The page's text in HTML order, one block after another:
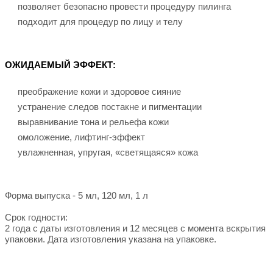
позволяет безопасно провести процедуру пилинга
подходит для процедур по лицу и телу
ОЖИДАЕМЫЙ ЭФФЕКТ:
преображение кожи и здоровое сияние
устранение следов постакне и пигментации
выравнивание тона и рельефа кожи
омоложение, лифтинг-эффект
увлажненная, упругая, «светящаяся» кожа
Форма выпуска - 5 мл, 120 мл, 1 л
Срок годности:
2 года с даты изготовления и 12 месяцев с момента вскрытия
упаковки. Дата изготовления указана на упаковке.